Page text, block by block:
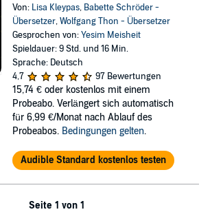
Von: Lisa Kleypas, Babette Schröder -
Übersetzer,Wolfgang Thon - Übersetzer
Gesprochen von:Yesim Meisheit
Spieldauer: 9 Std. und 16 Min.
Sprache: Deutsch
4,7
97 Bewertungen
15,74 € oder kostenlos mit einem
Probeabo. Verlängert sich automatisch
für 6,99 €/Monat nach Ablauf des
Probeabos. Bedingungen gelten.
Audible Standard kostenlos testen
Seite 1 von 1